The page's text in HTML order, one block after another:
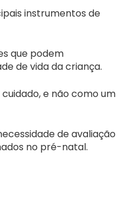
instrumentos de
que podem
de vida da criança.
e não como um
de avaliação
no pré-natal.